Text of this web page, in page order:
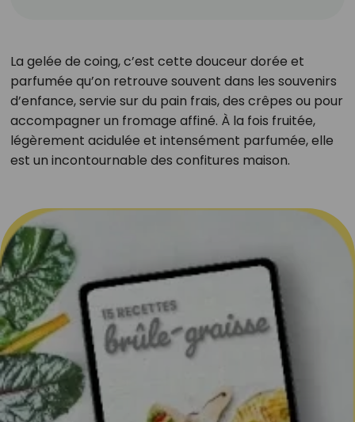
La gelée de coing, c’est cette douceur dorée et
parfumée qu’on retrouve souvent dans les souvenirs
d’enfance, servie sur du pain frais, des crêpes ou pour
accompagner un fromage affiné. À la fois fruitée,
légèrement acidulée et intensément parfumée, elle
est un incontournable des confitures maison.